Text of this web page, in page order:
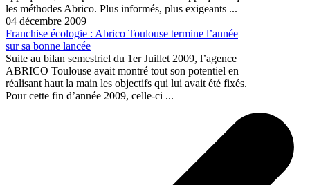
les méthodes Abrico. Plus informés, plus exigeants ...
04 décembre 2009
Franchise écologie : Abrico Toulouse termine l’année
sur sa bonne lancée
Suite au bilan semestriel du 1er Juillet 2009, l’agence
ABRICO Toulouse avait montré tout son potentiel en
réalisant haut la main les objectifs qui lui avait été fixés.
Pour cette fin d’année 2009, celle-ci ...